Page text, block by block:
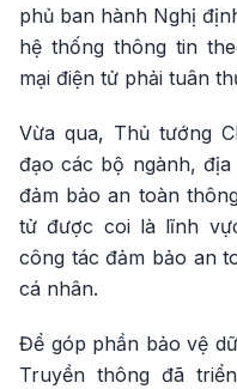
phủ ban hành Nghị
hệ thống thông tin
mại điện tử phải tuân
Vừa qua, Thủ tướng
đạo các bộ ngành,
đảm bảo an toàn
tử được coi là lĩnh
công tác đảm bảo an
cá nhân.
Để góp phần bảo vệ
Truyền thông đã